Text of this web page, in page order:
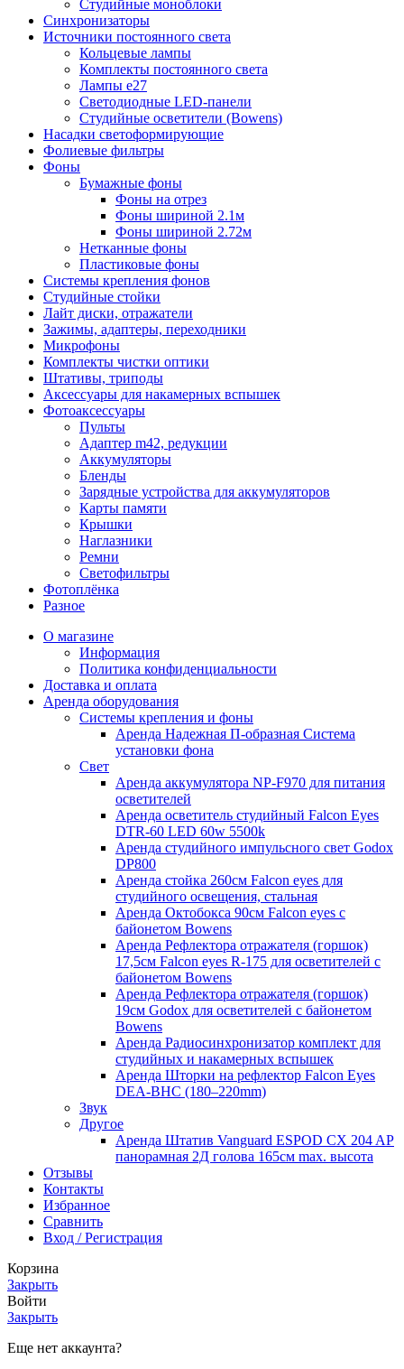
Студийные моноблоки
Синхронизаторы
Источники постоянного света
Кольцевые лампы
Комплекты постоянного света
Лампы e27
Светодиодные LED-панели
Студийные осветители (Bowens)
Насадки светоформирующие
Фолиевые фильтры
Фоны
Бумажные фоны
Фоны на отрез
Фоны шириной 2.1м
Фоны шириной 2.72м
Нетканные фоны
Пластиковые фоны
Системы крепления фонов
Студийные стойки
Лайт диски, отражатели
Зажимы, адаптеры, переходники
Микрофоны
Комплекты чистки оптики
Штативы, триподы
Аксессуары для накамерных вспышек
Фотоаксессуары
Пульты
Адаптер m42, редукции
Аккумуляторы
Бленды
Зарядные устройства для аккумуляторов
Карты памяти
Крышки
Наглазники
Ремни
Светофильтры
Фотоплёнка
Разное
О магазине
Информация
Политика конфиденциальности
Доставка и оплата
Аренда оборудования
Системы крепления и фоны
Аренда Надежная П-образная Система
установки фона
Свет
Аренда аккумулятора NP-F970 для питания
осветителей
Аренда осветитель студийный Falcon Eyes
DTR-60 LED 60w 5500k
Аренда студийного импульсного свет Godox
DP800
Аренда стойка 260см Falcon eyes для
студийного освещения, стальная
Аренда Октобокса 90см Falcon eyes с
байонетом Bowens
Аренда Рефлектора отражателя (горшок)
17,5см Falcon eyes R-175 для осветителей с
байонетом Bowens
Аренда Рефлектора отражателя (горшок)
19см Godox для осветителей с байонетом
Bowens
Аренда Радиосинхронизатор комплект для
студийных и накамерных вспышек
Аренда Шторки на рефлектор Falcon Eyes
DEA-BHC (180–220mm)
Звук
Другое
Аренда Штатив Vanguard ESPOD CX 204 AP
панорамная 2Д голова 165см max. высота
Отзывы
Контакты
Избранное
Сравнить
Вход / Регистрация
Корзина
Закрыть
Войти
Закрыть
Еще нет аккаунта?